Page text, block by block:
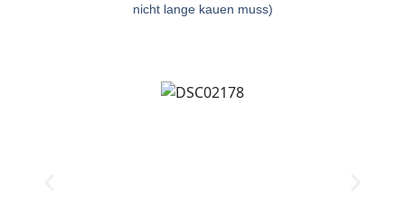
nicht lange kauen muss)